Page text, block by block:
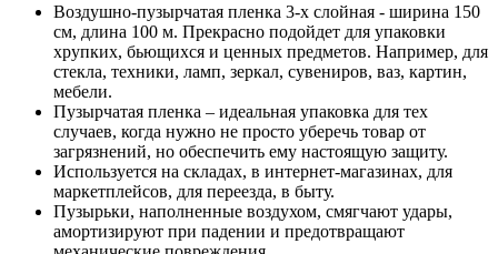
Воздушно-пузырчатая пленка 3-х слойная - ширина 150
см, длина 100 м. Прекрасно подойдет для упаковки
хрупких, бьющихся и ценных предметов. Например, для
стекла, техники, ламп, зеркал, сувениров, ваз, картин,
мебели.
Пузырчатая пленка – идеальная упаковка для тех
случаев, когда нужно не просто уберечь товар от
загрязнений, но обеспечить ему настоящую защиту.
Используется на складах, в интернет-магазинах, для
маркетплейсов, для переезда, в быту.
Пузырьки, наполненные воздухом, смягчают удары,
амортизируют при падении и предотвращают